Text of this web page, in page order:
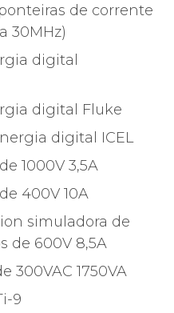
de corrente
30MHz)
digital
digital Fluke
digital ICEL
1000V 3,5A
400V 10A
simuladora de
de 600V 8,5A
300VAC 1750VA
9